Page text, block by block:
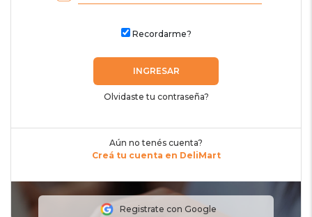
Recordarme?
INGRESAR
Olvidaste tu contraseña?
Aún no tenés cuenta?
Creá tu cuenta en DeliMart
Registrate con Google